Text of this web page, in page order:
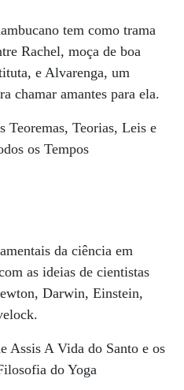
tem como trama
Rachel, moça de boa
e Alvarenga, um
chamar amantes para ela.
Teoremas, Teorias, Leis e
os Tempos
da ciência em
as ideias de cientistas
Darwin, Einstein,
Assis A Vida do Santo e os
do Yoga